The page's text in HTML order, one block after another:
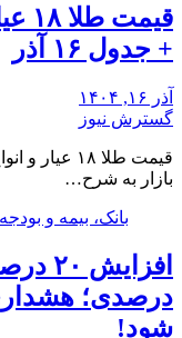
+ جدول ۱۶ آذر
آذر ۱۶, ۱۴۰۴
گسترش نیوز
قیمت طلا
بازار به شرح…
بانک، بیمه و بودجه
درصدی؛ هشداری
شود!